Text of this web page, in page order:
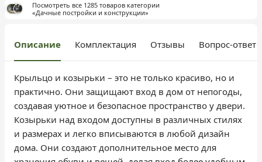
Посмотреть все 1285 товаров категории
«Дачные постройки и конструкции»
Описание Комплектация Отзывы Вопрос-ответ
Крыльцо и козырьки – это не только красиво, но и
практично. Они защищают вход в дом от непогоды,
создавая уютное и безопасное пространство у двери.
Козырьки над входом доступны в различных стилях
и размерах и легко вписываются в любой дизайн
дома. Они создают дополнительное место для